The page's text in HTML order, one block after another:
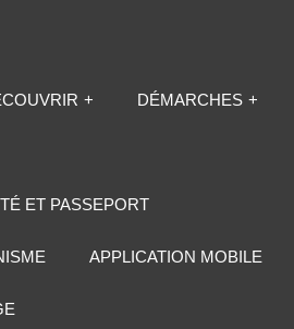
DÉMARCHES
ET PASSEPORT
APPLICATION MOBILE